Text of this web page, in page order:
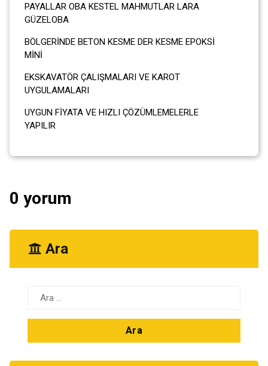
PAYALLAR OBA KESTEL MAHMUTLAR LARA
GÜZELOBA
BÖLGERİNDE BETON KESME DER KESME EPOKSİ
MİNİ
EKSKAVATÖR ÇALIŞMALARI VE KAROT
UYGULAMALARI
UYGUN FİYATA VE HIZLI ÇÖZÜMLEMELERLE
YAPILIR
0 yorum
Ara
Arama: